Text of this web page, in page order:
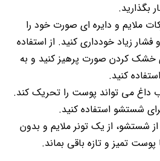
بگذارید.
ملایم و دایره ای صورت خود را
فشار زیاد خودداری کنید. از استفاده
خشک کردن صورت پرهیز کنید و به
کنید.
داغ می تواند پوست را تحریک کند.
شستشو استفاده کنید.
شستشو، از یک تونر ملایم و بدون
پوست تمیز و تازه باقی بماند.